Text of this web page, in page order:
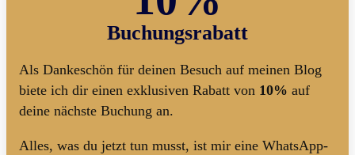
Buchungsrabatt
Als Dankeschön für deinen Besuch auf meinen Blog
biete ich dir einen exklusiven Rabatt von 10% auf
deine nächste Buchung an.
Alles, was du jetzt tun musst, ist mir eine WhatsApp-